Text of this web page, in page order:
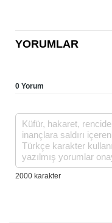
YORUMLAR
0 Yorum